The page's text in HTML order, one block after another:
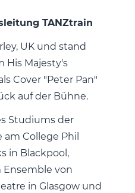
TANZtrain
UK und stand
His Majesty's
Cover "Peter Pan"
auf der Bühne.
Studiums der
College Phil
in Blackpool,
Ensemble von
in Glasgow und